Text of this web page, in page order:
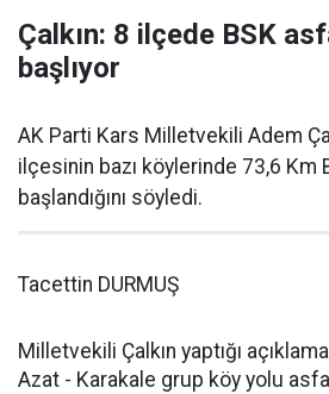
Çalkın: 8 ilçede BSK
başlıyor
AK Parti Kars Milletvekili Adem
ilçesinin bazı köylerinde 73,6 Km
başlandığını söyledi.
Tacettin DURMUŞ
Milletvekili Çalkın yaptığı
Azat - Karakale grup köy yolu